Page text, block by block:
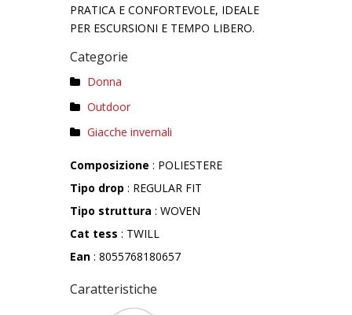
PRATICA E CONFORTEVOLE, IDEALE
PER ESCURSIONI E TEMPO LIBERO.
Categorie
Donna
Outdoor
Giacche invernali
Composizione : POLIESTERE
Tipo drop : REGULAR FIT
Tipo struttura : WOVEN
Cat tess : TWILL
Ean : 8055768180657
Caratteristiche